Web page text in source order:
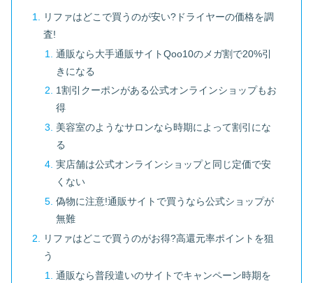
リファはどこで買うのが安い?ドライヤーの価格を調
査!
通販なら大手通販サイトQoo10のメガ割で20%引
きになる
1割引クーポンがある公式オンラインショップもお
得
美容室のようなサロンなら時期によって割引にな
る
実店舗は公式オンラインショップと同じ定価で安
くない
偽物に注意!通販サイトで買うなら公式ショップが
無難
リファはどこで買うのがお得?高還元率ポイントを狙
う
通販なら普段遣いのサイトでキャンペーン時期を